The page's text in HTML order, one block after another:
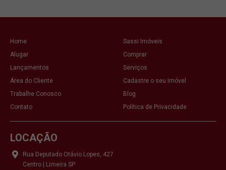
Home
Sassi Imóveis
Alugar
Comprar
Lançamentos
Serviços
Área do Cliente
Cadastre o seu Imóvel
Trabalhe Conosco
Blog
Contato
Política de Privacidade
LOCAÇÃO
Rua Deputado Otávio Lopes, 427
Centro | Limeira SP